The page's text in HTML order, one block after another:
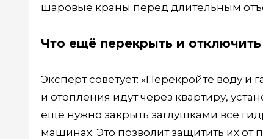
шаровые краны перед длительным
Что ещё перекрыть и отключить
Эксперт советует: «Перекройте воду и
и отопления идут через квартиру,
ещё нужно закрыть заглушками все
машинах. Это позволит защитить их от